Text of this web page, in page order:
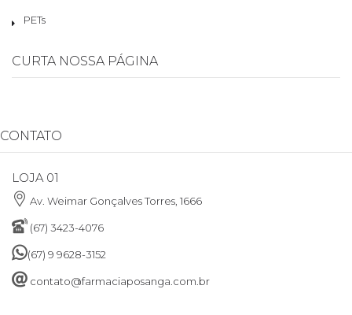
PETs
CURTA NOSSA PÁGINA
CONTATO
LOJA 01
Av. Weimar Gonçalves Torres, 1666
(67) 3423-4076
(67) 9 9628-3152
contato@farmaciaposanga.com.br